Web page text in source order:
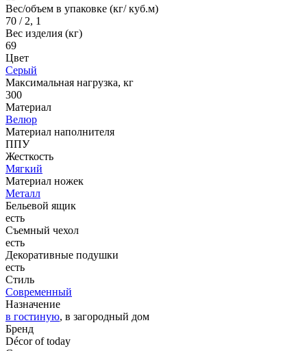
Вес/объем в упаковке (кг/ куб.м)
70 / 2, 1
Вес изделия (кг)
69
Цвет
Серый
Максимальная нагрузка, кг
300
Материал
Велюр
Материал наполнителя
ППУ
Жесткость
Мягкий
Материал ножек
Металл
Бельевой ящик
есть
Съемный чехол
есть
Декоративные подушки
есть
Стиль
Современный
Назначение
в гостиную, в загородный дом
Бренд
Décor of today